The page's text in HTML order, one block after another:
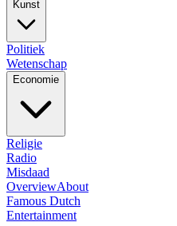
Kunst
Politiek
Wetenschap
Economie
Religie
Radio
Misdaad
OverviewAbout
Famous Dutch
Entertainment